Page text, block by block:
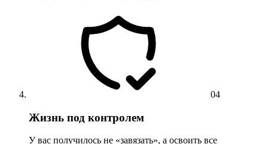
04
Жизнь под контролем
У вас получилось не «завязать», а освоить все